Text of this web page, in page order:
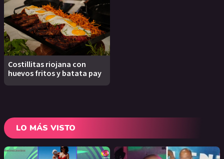
Costillitas riojana con
huevos fritos y batata pay
LO MÁS VISTO